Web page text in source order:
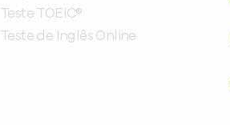
Teste TOEIC®
Teste de Inglês Online